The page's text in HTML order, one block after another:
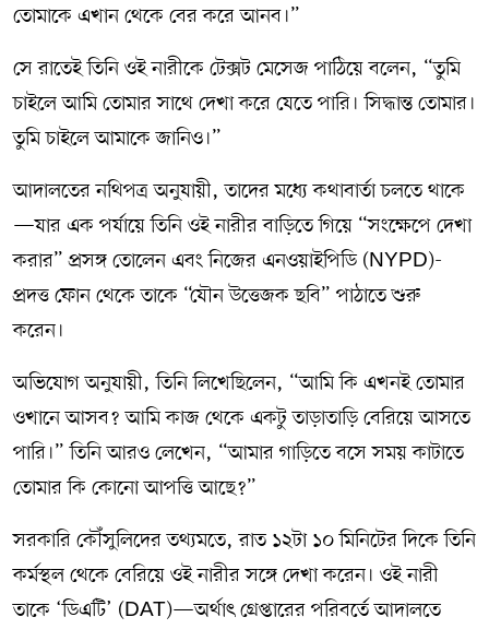
তোমাকে এখান থেকে বের করে আনব।”
সে রাতেই তিনি ওই নারীকে টেক্সট মেসেজ পাঠিয়ে বলেন, “তুমি
চাইলে আমি তোমার সাথে দেখা করে যেতে পারি। সিদ্ধান্ত তোমার।
তুমি চাইলে আমাকে জানিও।”
আদালতের নথিপত্র অনুযায়ী, তাদের মধ্যে কথাবার্তা চলতে থাকে
—যার এক পর্যায়ে তিনি ওই নারীর বাড়িতে গিয়ে “সংক্ষেপে দেখা
করার” প্রসঙ্গ তোলেন এবং নিজের এনওয়াইপিডি (NYPD)-
প্রদত্ত ফোন থেকে তাকে “যৌন উত্তেজক ছবি” পাঠাতে শুরু
করেন।
অভিযোগ অনুযায়ী, তিনি লিখেছিলেন, “আমি কি এখনই তোমার
ওখানে আসব? আমি কাজ থেকে একটু তাড়াতাড়ি বেরিয়ে আসতে
পারি।” তিনি আরও লেখেন, “আমার গাড়িতে বসে সময় কাটাতে
তোমার কি কোনো আপত্তি আছে?”
সরকারি কৌঁসুলিদের তথ্যমতে, রাত ১২টা ১০ মিনিটের দিকে তিনি
কর্মস্থল থেকে বেরিয়ে ওই নারীর সঙ্গে দেখা করেন। ওই নারী
তাকে ‘ডিএটি’ (DAT)—অর্থাৎ গ্রেপ্তারের পরিবর্তে আদালতে